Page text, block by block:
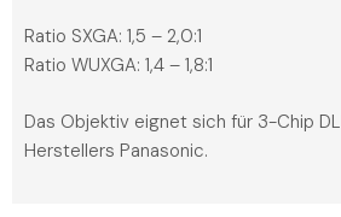
Ratio SXGA: 1,5 – 2,0:1
Ratio WUXGA: 1,4 – 1,8:1
Das Objektiv eignet sich für 3-Chip
Herstellers Panasonic.